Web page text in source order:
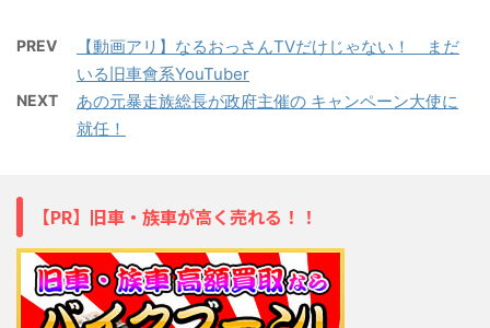
PREV
【動画アリ】なるおっさんTVだけじゃない！ まだ
いる旧車會系YouTuber
NEXT
あの元暴走族総長が政府主催の キャンペーン大使に
就任！
【PR】旧車・族車が高く売れる！！